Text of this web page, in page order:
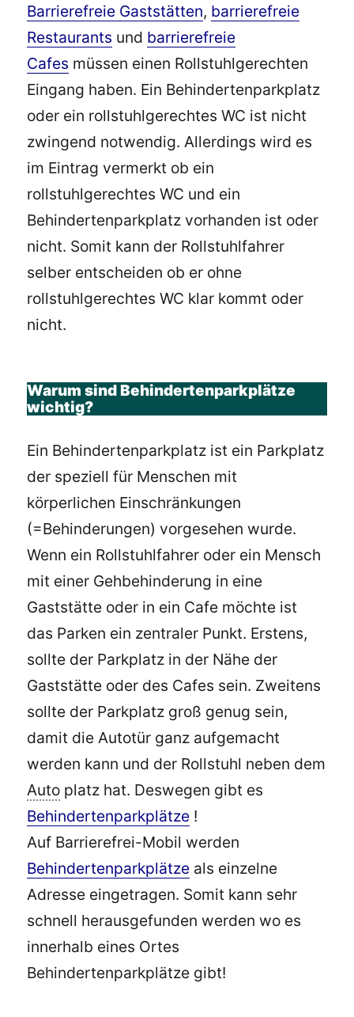
Barrierefreie Gaststätten, barrierefreie
Restaurants und barrierefreie
Cafes müssen einen Rollstuhlgerechten
Eingang haben. Ein Behindertenparkplatz
oder ein rollstuhlgerechtes WC ist nicht
zwingend notwendig. Allerdings wird es
im Eintrag vermerkt ob ein
rollstuhlgerechtes WC und ein
Behindertenparkplatz vorhanden ist oder
nicht. Somit kann der Rollstuhlfahrer
selber entscheiden ob er ohne
rollstuhlgerechtes WC klar kommt oder
nicht.
Warum sind Behindertenparkplätze
wichtig?
Ein Behindertenparkplatz ist ein Parkplatz
der speziell für Menschen mit
körperlichen Einschränkungen
(=Behinderungen) vorgesehen wurde.
Wenn ein Rollstuhlfahrer oder ein Mensch
mit einer Gehbehinderung in eine
Gaststätte oder in ein Cafe möchte ist
das Parken ein zentraler Punkt. Erstens,
sollte der Parkplatz in der Nähe der
Gaststätte oder des Cafes sein. Zweitens
sollte der Parkplatz groß genug sein,
damit die Autotür ganz aufgemacht
werden kann und der Rollstuhl neben dem
Auto platz hat. Deswegen gibt es
Behindertenparkplätze !
Auf Barrierefrei-Mobil werden
Behindertenparkplätze als einzelne
Adresse eingetragen. Somit kann sehr
schnell herausgefunden werden wo es
innerhalb eines Ortes
Behindertenparkplätze gibt!